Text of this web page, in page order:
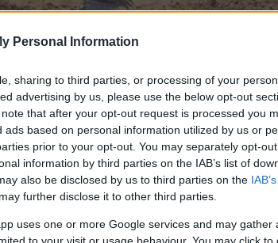
Personal Information
sharing to third parties, or processing of your
advertising by us, please use the below opt-out
that after your opt-out request is processed you
based on personal information utilized by us or
prior to your opt-out. You may separately opt-
information by third parties on the IAB’s list of
also be disclosed by us to third parties on the
further disclose it to other third parties.
uses one or more Google services and may gather
to your visit or usage behaviour. You may click to